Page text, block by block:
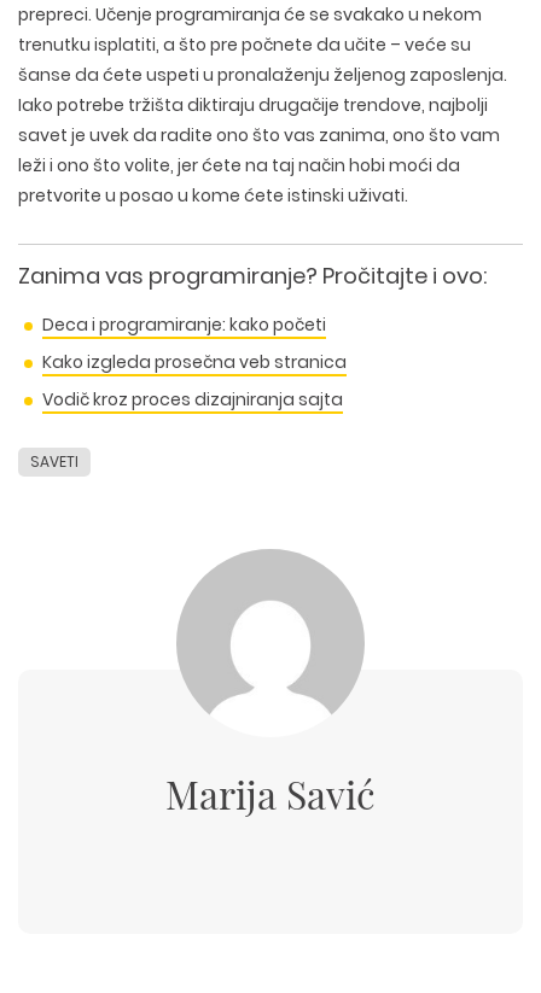
WEB DEVELOPMENT
WEB TEHNOLOGIJE
WORDPRESS
ECOMMERCE
CUSTOM WEB APLIKACIJE
WEB I GRAFIČKI DIZAJN
DIZAJN WEB SAJTA
UI/UX DIZAJN
LOGO I BRENDING
DIZAJN ETIKETA I AMBALAZE
ILUSTRACIJE
SEO OPTIMIZACIJA
PLAĆENO OGLAŠAVANJE
COPYWRITING
DRUŠTVENE MREŽE
prepreci. Učenje programiranja će se svakako u nekom
trenutku isplatiti, a što pre počnete da učite – veće su
šanse da ćete uspeti u pronalaženju željenog zaposlenja.
Iako potrebe tržišta diktiraju drugačije trendove, najbolji
savet je uvek da radite ono što vas zanima, ono što vam
leži i ono što volite, jer ćete na taj način hobi moći da
pretvorite u posao u kome ćete istinski uživati.
Zanima vas programiranje? Pročitajte i ovo:
Deca i programiranje: kako početi
Kako izgleda prosečna veb stranica
Vodič kroz proces dizajniranja sajta
SAVETI
Marija Savić